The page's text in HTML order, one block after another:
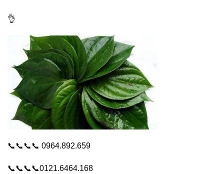
👌
📞📞📞📞 0964.892.659
📞📞📞📞0121.6464.168